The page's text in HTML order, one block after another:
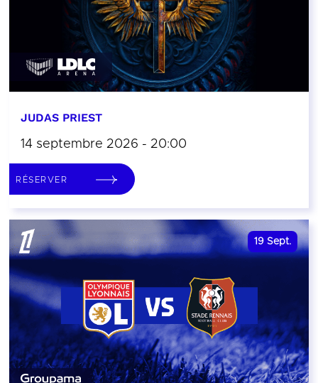
JUDAS PRIEST
14 septembre 2026 - 20:00
RÉSERVER
19 Sept.